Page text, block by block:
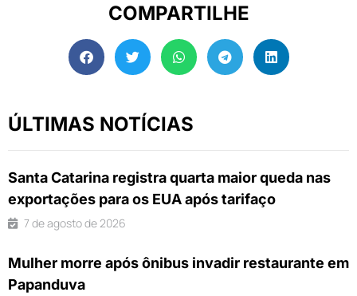
COMPARTILHE
ÚLTIMAS NOTÍCIAS
Santa Catarina registra quarta maior queda nas
exportações para os EUA após tarifaço
7 de agosto de 2026
Mulher morre após ônibus invadir restaurante em
Papanduva